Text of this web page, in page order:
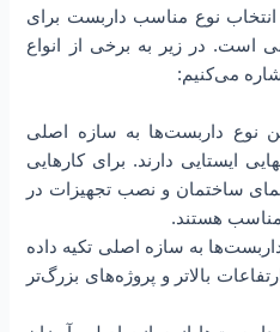
نوع مناسب داربست برای
است. در زیر به برخی از انواع
می‌کنیم:
نوع داربست‌ها به سازه اصلی
ایستایی دارند. برای کارهایی
ساختمان و نصب تجهیزات در
هستند.
داربست‌ها به سازه اصلی تکیه داده
بالاتر و پروژه‌های بزرگ‌تر